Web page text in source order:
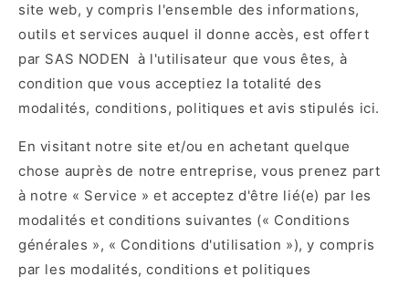
site web, y compris l'ensemble des informations,
outils et services auquel il donne accès, est offert
par SAS NODEN à l'utilisateur que vous êtes, à
condition que vous acceptiez la totalité des
modalités, conditions, politiques et avis stipulés ici.
En visitant notre site et/ou en achetant quelque
chose auprès de notre entreprise, vous prenez part
à notre « Service » et acceptez d'être lié(e) par les
modalités et conditions suivantes (« Conditions
générales », « Conditions d'utilisation »), y compris
par les modalités, conditions et politiques